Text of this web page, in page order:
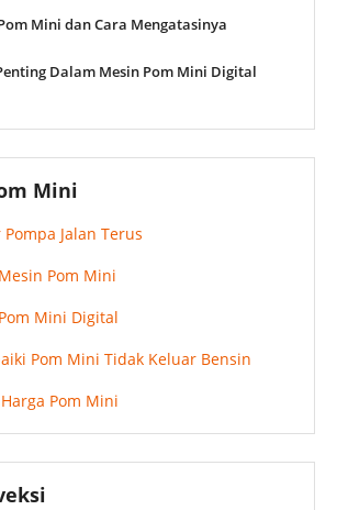
Mini dan Cara Mengatasinya
Dalam Mesin Pom Mini Digital
Mini
Jalan Terus
Pom Mini
Mini Digital
Pom Mini Tidak Keluar Bensin
Pom Mini